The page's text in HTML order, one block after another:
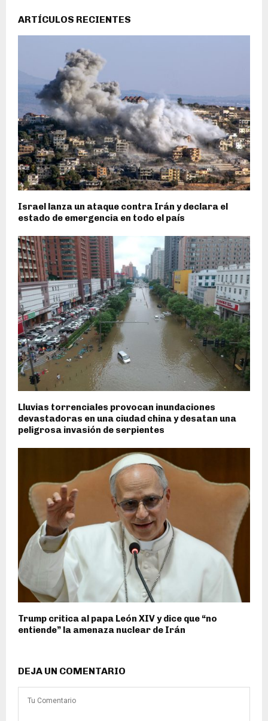
ARTÍCULOS RECIENTES
Israel lanza un ataque contra Irán y declara el
estado de emergencia en todo el país
Lluvias torrenciales provocan inundaciones
devastadoras en una ciudad china y desatan una
peligrosa invasión de serpientes
Trump critica al papa León XIV y dice que “no
entiende” la amenaza nuclear de Irán
DEJA UN COMENTARIO